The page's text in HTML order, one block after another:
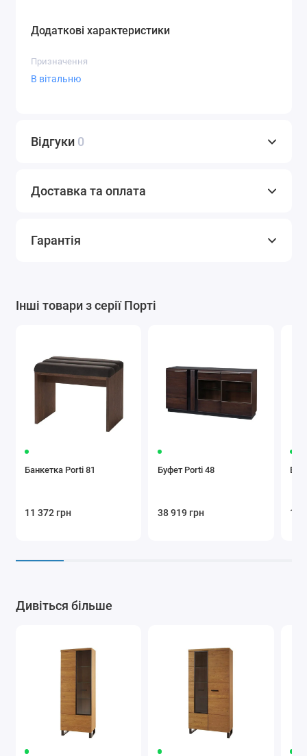
Додаткові характеристики
Призначення
В вітальню
Відгуки 0
Доставка та оплата
Гарантія
Інші товари з серії Порті
Банкетка Porti 81
11 372 грн
Буфет Porti 48
38 919 грн
Дивіться більше